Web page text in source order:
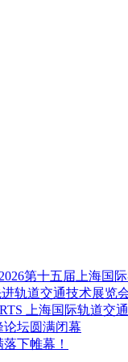
第十五届上海国
进轨道交通技术展览
上海国际轨道交
论坛圆满闭幕
下帷幕！